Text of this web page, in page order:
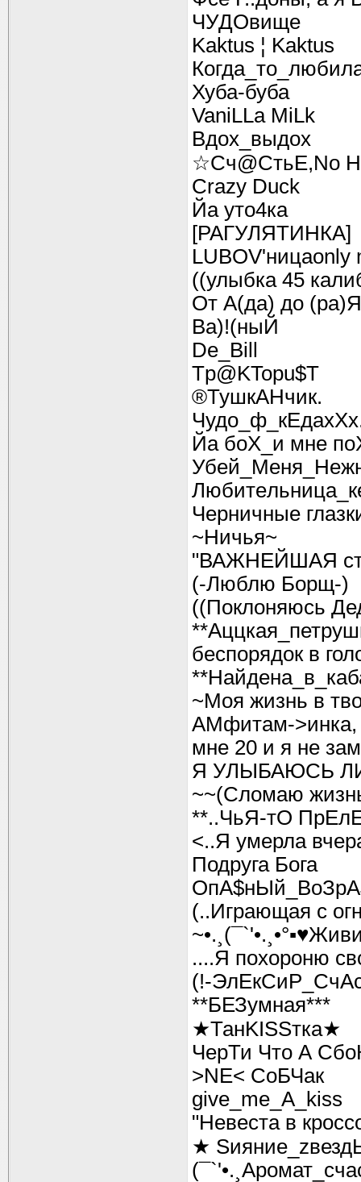
ЧУДОвище
Kaktus ¦ Kaktus
Хуба-буба
VaniLLa MiLk
Вдох_выдох
☆Сч@СтьЕ,Nо
Crazy Duck
Йа уто4ка
[РАГУЛЯТИНКА]
LUBOV'ницаonly
((улыбка 45
От А(да) до (ра)Я
Ва)!(ныЙ
De_Bill
Tp@KTopu$T
®ТушкАНчик.
Йа боХ_и мне
Черничные
~Ничья~
"ВАЖНЕЙШАЯ
(-Люблю Борщ-)
((Поклоняюсь
беспорядок в
~Моя жизнь в
АМфитам->инка,
мне 20 и я не
Я УЛЫБАЮСЬ
~~(Сломаю
**..ЧьЯ-тО
<..Я умерла
Подруга Бога
(..Играющая с
....Я похороню
(!-
**БЕЗумная***
★ТанKISSтка★
ЧерТи Что А
>NE< СоБЧак
give_me_A_kiss
"Невеста в
★